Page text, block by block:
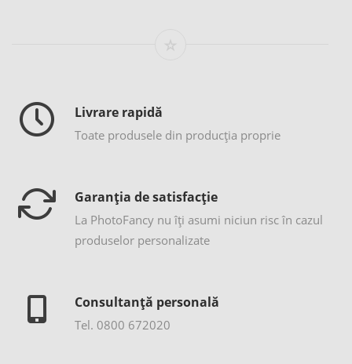
Livrare rapidă
Toate produsele din producția proprie
Garanția de satisfacție
La PhotoFancy nu îţi asumi niciun risc în cazul
produselor personalizate
Consultanță personală
Tel. 0800 672020